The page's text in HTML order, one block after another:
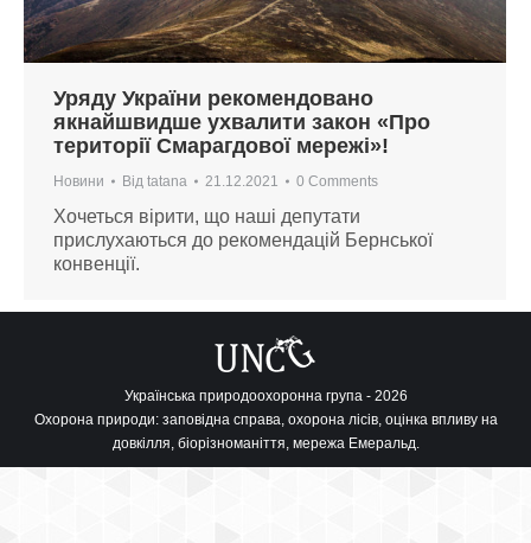
Уряду України рекомендовано
якнайшвидше ухвалити закон «Про
території Смарагдової мережі»!
Новини Від tatana 21.12.2021 0 Comments
Хочеться вірити, що наші депутати
прислухаються до рекомендацій Бернської
конвенції.
Українська природоохоронна група - 2026
Охорона природи: заповідна справа, охорона лісів, оцінка впливу на
довкілля, біорізноманіття, мережа Емеральд.